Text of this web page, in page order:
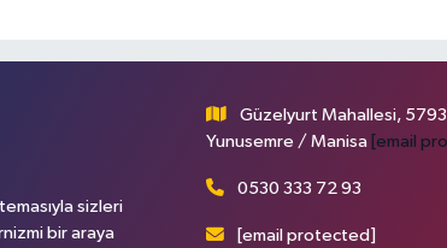
sizleri
bir araya
Güzelyurt Mahallesi,
Yunusemre / Manisa [email
0530 333 72 93
[email protected]